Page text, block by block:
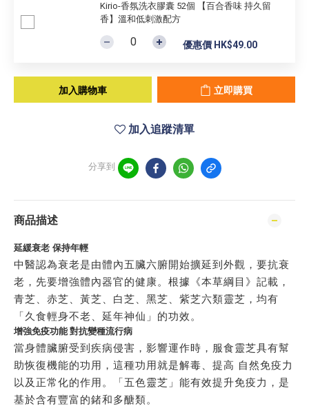
Kirio-香氛洗衣膠囊 52個 【百合香味 持久留
香】溫和低刺激配方
優惠價 HK$49.00
加入購物車 立即購買
加入追蹤清單
分享到
商品描述
延緩衰老 保持年輕
中醫認為衰老是由體內五臟六腑開始擴延到外觀，要抗衰
老，先要增強體內器官的健康。根據《本草綱目》記載，
青芝、赤芝、黃芝、白芝、黑芝、紫芝六類靈芝，均有
「久食輕身不老、延年神仙」的功效。
增強免疫功能 對抗變種流行病
當身體臟腑受到疾病侵害，影響運作時，服食靈芝具有幫
助恢復機能的功用，這種功用就是解毒、提高 自然免疫力
以及正常化的作用。「五色靈芝」能有效提升免疫力，是
基於含有豐富的鍺和多醣類。